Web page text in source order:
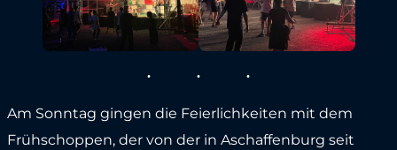
Am Sonntag gingen die Feierlichkeiten mit dem
Frühschoppen, der von der in Aschaffenburg seit